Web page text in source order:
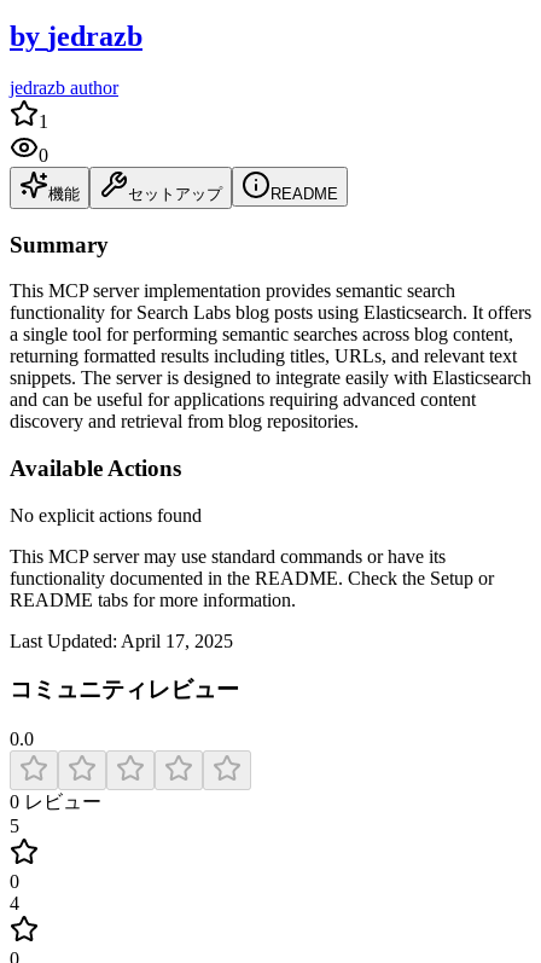
by jedrazb
jedrazb author
1
0
機能 セットアップ README
Summary
This MCP server implementation provides semantic search
functionality for Search Labs blog posts using Elasticsearch. It offers
a single tool for performing semantic searches across blog content,
returning formatted results including titles, URLs, and relevant text
snippets. The server is designed to integrate easily with Elasticsearch
and can be useful for applications requiring advanced content
discovery and retrieval from blog repositories.
Available Actions
No explicit actions found
This MCP server may use standard commands or have its
functionality documented in the README. Check the Setup or
README tabs for more information.
Last Updated: April 17, 2025
コミュニティレビュー
0.0
0 レビュー
5
0
4
0